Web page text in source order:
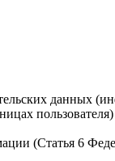
данных
(Статья 6